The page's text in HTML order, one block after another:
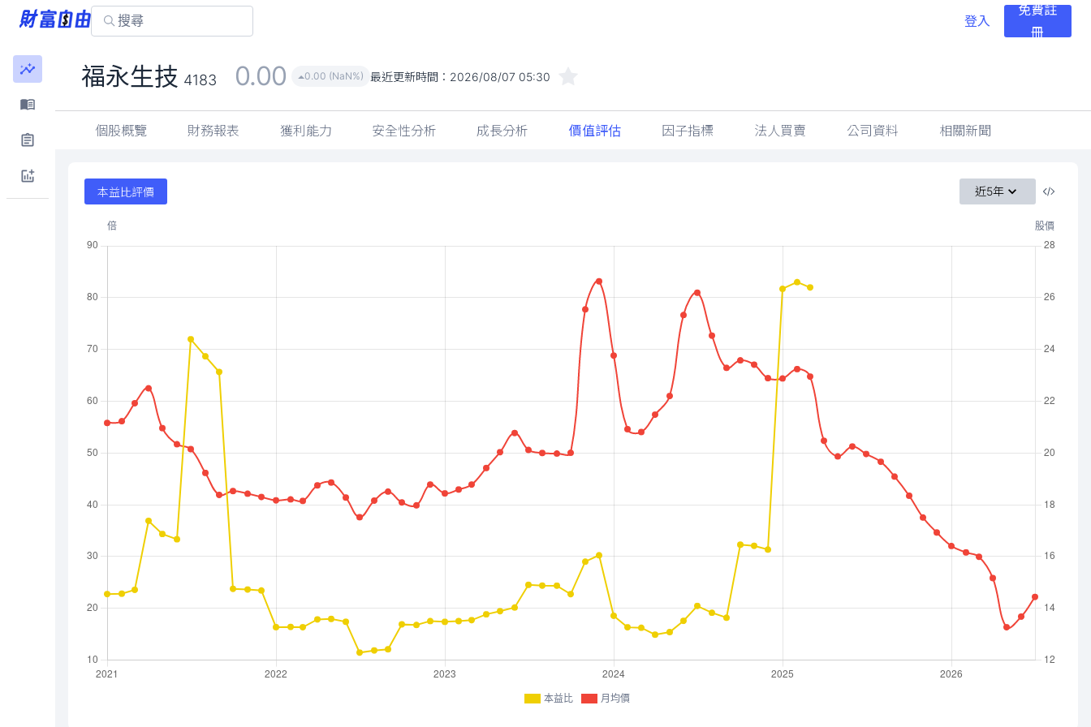
登入
免費註
冊
福永生技 4183 0.00 0.00 (NaN%) 最近更新時間： 2026/08/07 05:30
個股概覽 財務報表 獲利能力 安全性分析 成長分析 價值評估 因子指標 法人買賣 公司資料 相關新聞
本益比評價 近5年
本益比 月均價